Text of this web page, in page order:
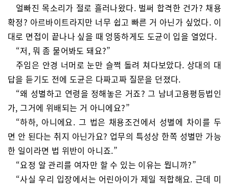
얼빠진 목소리가 절로 흘러나왔다. 벌써 합격한 건가? 채용
확정? 아르바이트라지만 너무 쉽고 빠른 거 아닌가 싶었다. 이
대로 면접이 끝나나 싶을 때 엉뚱하게도 도균이 입을 열었다.
“저, 뭐 좀 물어봐도 돼요?”
주임은 안경 너머로 눈만 슬쩍 돌려 쳐다보았다. 상대의 대
답을 듣기도 전에 도균은 다짜고짜 질문을 던졌다.
“왜 성별하고 연령을 정해놓은 거죠? 그 남녀고용평등법인
가, 그거에 위배되는 거 아니에요?”
“하하, 아니에요. 그 법은 채용조건에서 성별에 차이를 두
면 안 된다는 취지 아닌가요? 업무의 특성상 한쪽 성별만 가능
한 일이라면 법 위반이 아니죠.”
“요정 알 관리를 여자만 할 수 있는 이유는 뭡니까?”
“사실 우리 입장에서는 어린아이가 제일 적합해요. 근데 미